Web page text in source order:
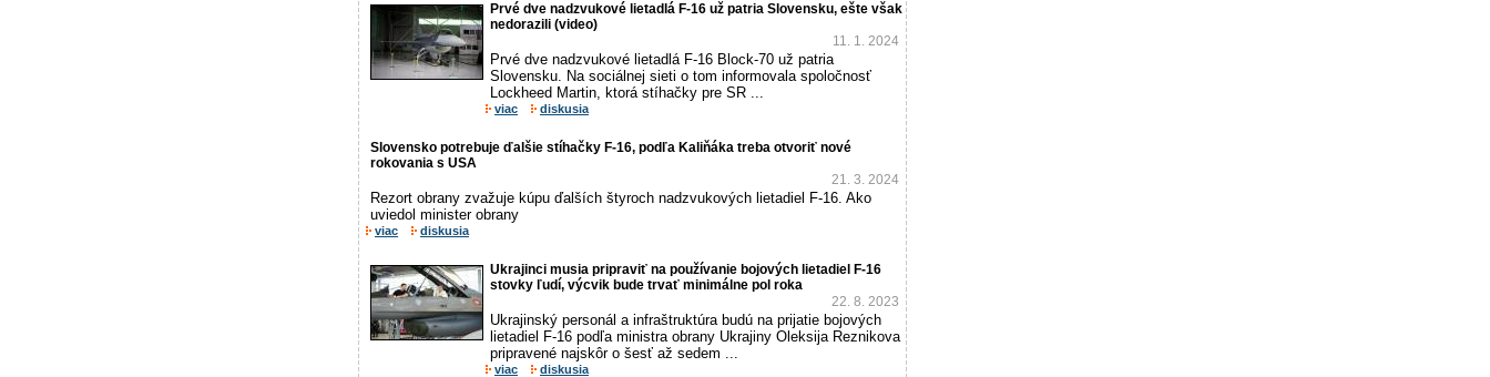
Prvé dve nadzvukové lietadlá F-16 už patria Slovensku, ešte však
nedorazili (video)
11. 1. 2024
Prvé dve nadzvukové lietadlá F-16 Block-70 už patria
Slovensku. Na sociálnej sieti o tom informovala spoločnosť
Lockheed Martin, ktorá stíhačky pre SR ...
viac diskusia
Slovensko potrebuje ďalšie stíhačky F-16, podľa Kaliňáka treba otvoriť nové
rokovania s USA
21. 3. 2024
Rezort obrany zvažuje kúpu ďalších štyroch nadzvukových lietadiel F-16. Ako
uviedol minister obrany
viac diskusia
Ukrajinci musia pripraviť na používanie bojových lietadiel F-16
stovky ľudí, výcvik bude trvať minimálne pol roka
22. 8. 2023
Ukrajinský personál a infraštruktúra budú na prijatie bojových
lietadiel F-16 podľa ministra obrany Ukrajiny Oleksija Reznikova
pripravené najskôr o šesť až sedem ...
viac diskusia